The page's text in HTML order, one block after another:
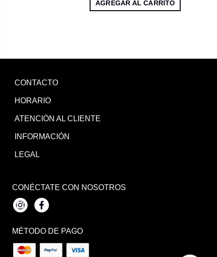
AGREGAR AL CARRITO
CONTACTO
HORARIO
ATENCIÓN AL CLIENTE
INFORMACIÓN
LEGAL
CONÉCTATE CON NOSOTROS
InstagramFacebook
MÉTODO DE PAGO